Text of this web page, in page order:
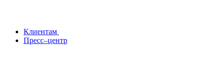
Клиентам
Пресс–центр